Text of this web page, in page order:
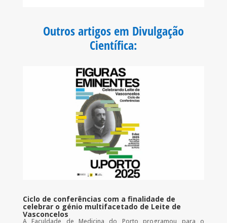
o
r
p
p
Outros artigos em Divulgação
Científica:
Ciclo de conferências com a finalidade de
celebrar o génio multifacetado de Leite de
Vasconcelos
A Faculdade de Medicina do Porto programou para o